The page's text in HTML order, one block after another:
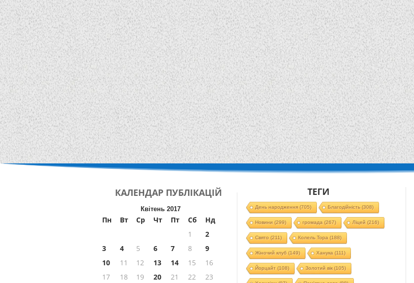
КАЛЕНДАР ПУБЛІКАЦІЙ
Квітень 2017
Пн Вт Ср Чт Пт Сб
Нд
1
2
3
4 5 6 7 8
9
10
11 12 13 14 15
16
17
18 19 20 21 22 23
ТЕГИ
День народження(705) Благодійність (308)
Новини (299) громада (267) Ліцей (216)
Свято (211) Колель Тора (188)
Жіночий клуб (149) Ханука (111)
Йорцайт (108) Золотий вік(105)